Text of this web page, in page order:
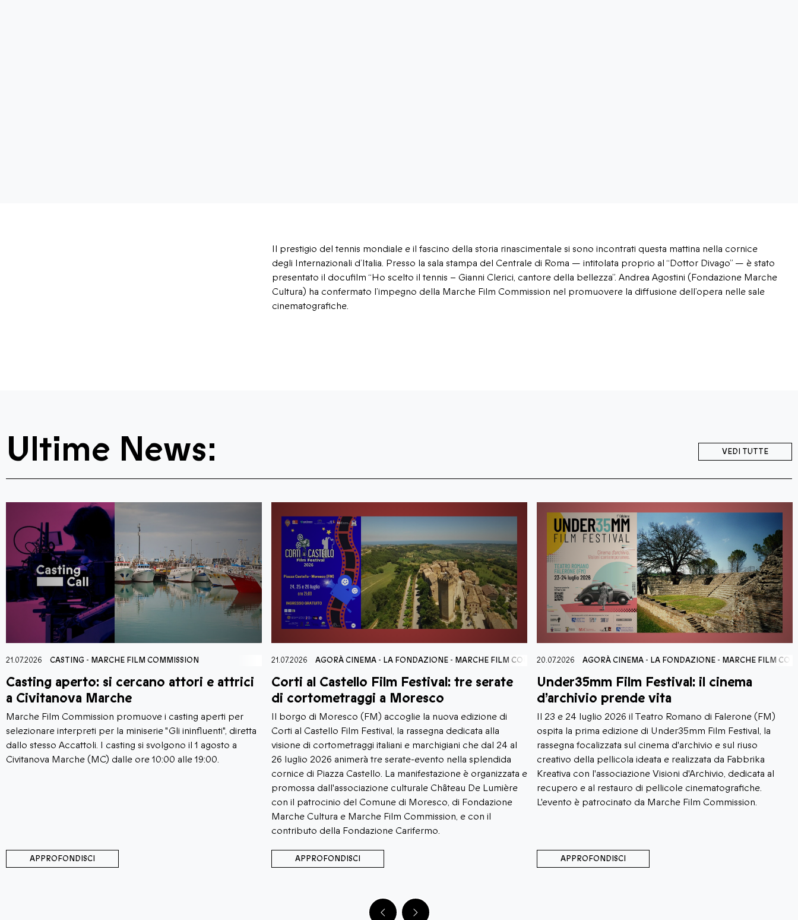
Il prestigio del tennis mondiale e il fascino della storia rinascimentale si sono incontrati questa mattina nella cornice
degli Internazionali d’Italia. Presso la sala stampa del Centrale di Roma — intitolata proprio al “Dottor Divago” — è stato
presentato il docufilm “Ho scelto il tennis – Gianni Clerici, cantore della bellezza”. Andrea Agostini (Fondazione Marche
Cultura) ha confermato l’impegno della Marche Film Commission nel promuovere la diffusione dell’opera nelle sale
cinematografiche.
Ultime News: VEDI TUTTE
21.07.2026 CASTING - MARCHE FILM COMMISSION
Casting aperto: si cercano attori e attrici
a Civitanova Marche
Marche Film Commission promuove i casting aperti per
selezionare interpreti per la miniserie "Gli ininfluenti", diretta
dallo stesso Accattoli. I casting si svolgono il 1 agosto a
Civitanova Marche (MC) dalle ore 10:00 alle 19:00.
APPROFONDISCI
21.07.2026 AGORÀ CINEMA- LA FONDAZIONE- MARCHE FILM COMMISSION
Corti al Castello Film Festival: tre serate
di cortometraggi a Moresco
Il borgo di Moresco (FM) accoglie la nuova edizione di
Corti al Castello Film Festival, la rassegna dedicata alla
visione di cortometraggi italiani e marchigiani che dal 24 al
26 luglio 2026 animerà tre serate-evento nella splendida
cornice di Piazza Castello. La manifestazione è organizzata e
promossa dall'associazione culturale Château De Lumière
con il patrocinio del Comune di Moresco, di Fondazione
Marche Cultura e Marche Film Commission, e con il
contributo della Fondazione Carifermo.
APPROFONDISCI
20.07.2026 AGORÀ CINEMA- LA FONDAZIONE- MARCHE FILM
Under35mm Film Festival: il cinema
d’archivio prende vita
Il 23 e 24 luglio 2026 il Teatro Romano di Falerone (FM)
ospita la prima edizione di Under35mm Film Festival, la
rassegna focalizzata sul cinema d'archivio e sul riuso
creativo della pellicola ideata e realizzata da Fabbrika
Kreativa con l'associazione Visioni d'Archivio, dedicata al
recupero e al restauro di pellicole cinematografiche.
L'evento è patrocinato da Marche Film Commission.
APPROFONDISCI